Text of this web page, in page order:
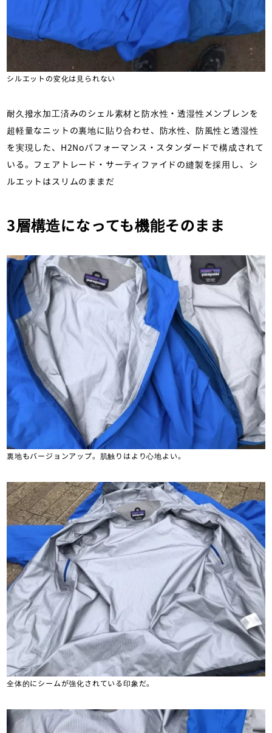
シルエットの変化は見られない
耐久撥水加工済みのシェル素材と防水性・透湿性メンブレンを
超軽量なニットの裏地に貼り合わせ、防水性、防風性と透湿性
を実現した、H2Noパフォーマンス・スタンダードで構成されて
いる。フェアトレード・サーティファイドの縫製を採用し、シ
ルエットはスリムのままだ
3層構造になっても機能そのまま
裏地もバージョンアップ。肌触りはより心地よい。
全体的にシームが強化されている印象だ。